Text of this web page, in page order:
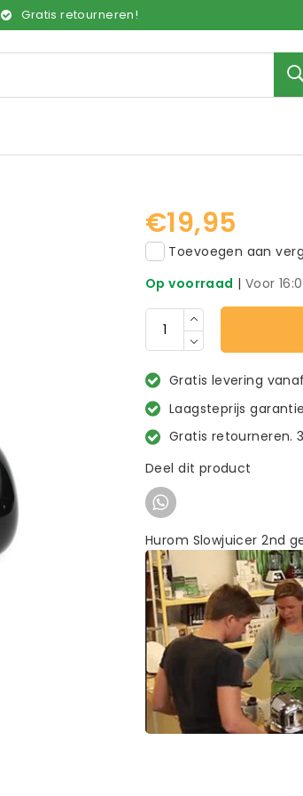
Gratis retourneren!
€19,95
Toevoegen aan
Op voorraad | Voor
Gratis levering
Laagsteprijs
Gratis retourneren.
Deel dit product
Hurom Slowjuicer 2nd